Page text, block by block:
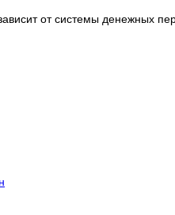
от системы денежных